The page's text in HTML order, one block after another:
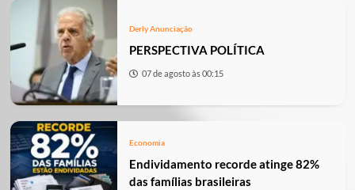
Derly Anunciação
PERSPECTIVA POLÍTICA
07 de agosto às 00:15
Economia
Endividamento recorde atinge 82%
das famílias brasileiras